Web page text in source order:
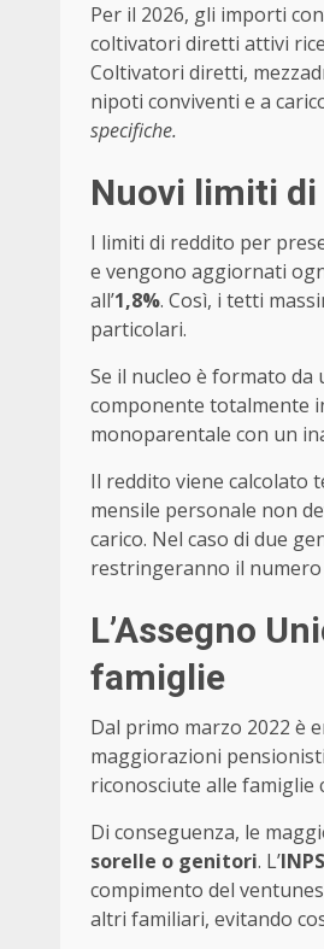
Per il 2026, gli importi
coltivatori diretti attivi
Coltivatori diretti,
nipoti conviventi e a
specifiche.
Nuovi limiti di
I limiti di reddito per
e vengono aggiornati
all’1,8%. Così, i tetti
particolari.
Se il nucleo è formato
componente totalmente
monoparentale con un
Il reddito viene calcolato
mensile personale non
carico. Nel caso di due
restringeranno il numero
L’Assegno
famiglie
Dal primo marzo 2022 è
maggiorazioni
riconosciute alle famiglie
Di conseguenza, le
sorelle o genitori. L’INPS
compimento del
altri familiari, evitando